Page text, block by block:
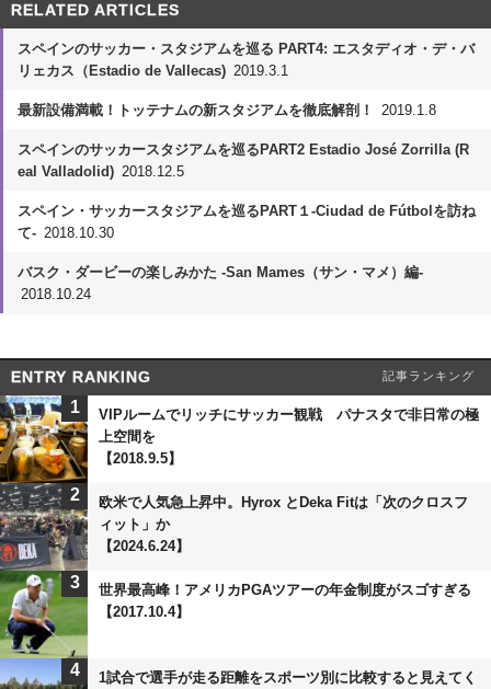
RELATED ARTICLES
スペインのサッカー・スタジアムを巡る PART4: エスタディオ・デ・バ
リェカス（Estadio de Vallecas) 2019.3.1
最新設備満載！トッテナムの新スタジアムを徹底解剖！ 2019.1.8
スペインのサッカースタジアムを巡るPART2 Estadio José Zorrilla (R
eal Valladolid) 2018.12.5
スペイン・サッカースタジアムを巡るPART１-Ciudad de Fútbolを訪ね
て- 2018.10.30
バスク・ダービーの楽しみかた ‐San Mames（サン・マメ）編-
2018.10.24
ENTRY RANKING 記事ランキング
1
VIPルームでリッチにサッカー観戦 パナスタで非日常の極
上空間を
【2018.9.5】
2
欧米で人気急上昇中。Hyrox とDeka Fitは「次のクロスフ
ィット」か
【2024.6.24】
3
世界最高峰！アメリカPGAツアーの年金制度がスゴすぎる
【2017.10.4】
4
1試合で選手が走る距離をスポーツ別に比較すると見えてく